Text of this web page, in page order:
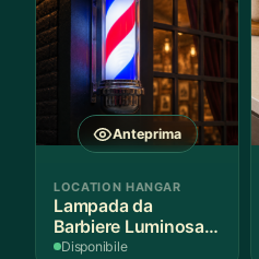
Anteprima
LOCATION HANGAR
Lampada da
Barbiere Luminosa
Rotante
Disponibile